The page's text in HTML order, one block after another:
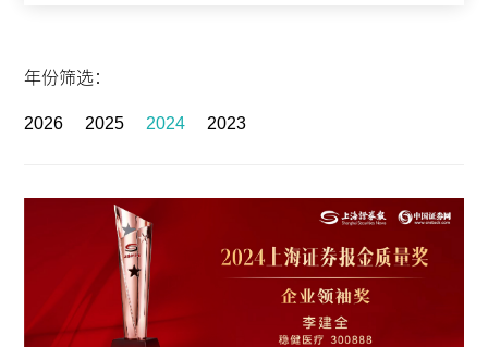
年份筛选：
2026 2025 2024 2023